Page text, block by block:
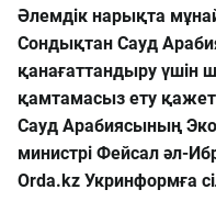
Әлемдік нарықта
Сондықтан Сауд
қанағаттандыру үшін
қамтамасыз ету
Сауд Арабиясының
министрі Фейсал әл-
Orda.kz Укринформға